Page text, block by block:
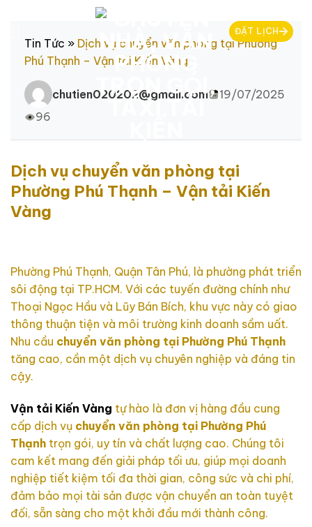
dung
ĐẶT LỊCH
Tin Tức » Dịch vụ chuyển văn phòng tại Phường
Phú Thạnh – Vận tải Kiến Vàng
chutien020202@gmail.com
19/07/2025
96
Dịch vụ chuyển văn phòng tại
Phường Phú Thạnh – Vận tải Kiến
Vàng
Phường Phú Thạnh, Quận Tân Phú, là phường phát triển
sôi động tại TP.HCM. Với các tuyến đường chính như
Thoại Ngọc Hầu và Lũy Bán Bích, khu vực này có giao
thông thuận tiện và môi trường kinh doanh sầm uất.
Nhu cầu chuyển văn phòng tại Phường Phú Thạnh
tăng cao, cần một dịch vụ chuyên nghiệp và đáng tin
cậy.
Vận tải Kiến Vàng tự hào là đơn vị hàng đầu cung
cấp dịch vụ chuyển văn phòng tại Phường Phú
Thạnh trọn gói, uy tín và chất lượng cao. Chúng tôi
cam kết mang đến giải pháp tối ưu, giúp mọi doanh
nghiệp tiết kiệm tối đa thời gian, công sức và chi phí,
đảm bảo mọi tài sản được vận chuyển an toàn tuyệt
đối, sẵn sàng cho một khởi đầu mới thành công.